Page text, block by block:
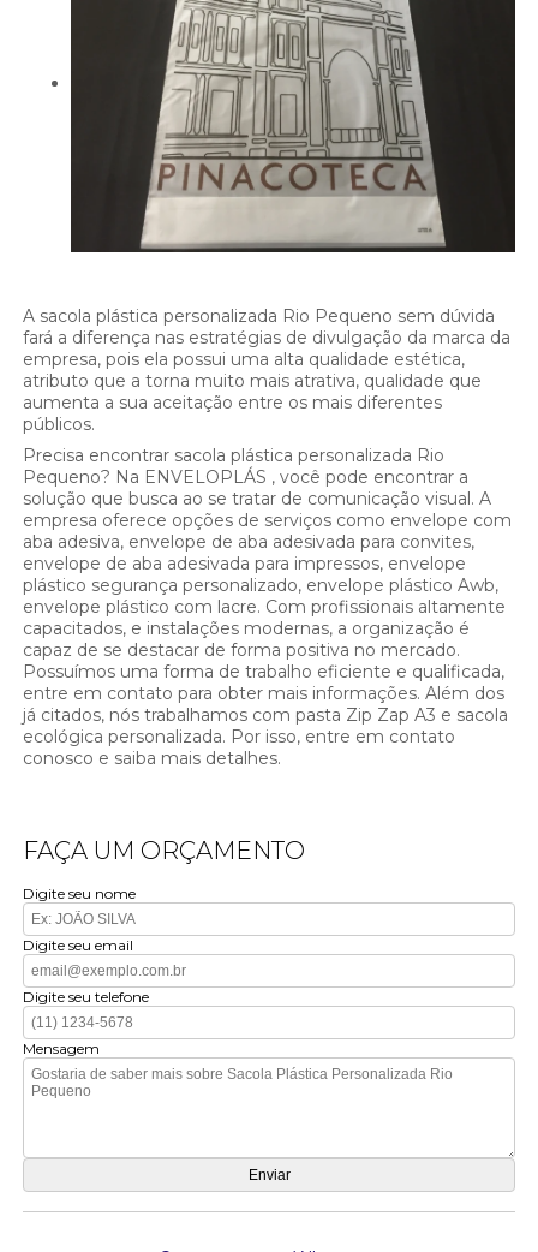
A sacola plástica personalizada Rio Pequeno sem dúvida
fará a diferença nas estratégias de divulgação da marca da
empresa, pois ela possui uma alta qualidade estética,
atributo que a torna muito mais atrativa, qualidade que
aumenta a sua aceitação entre os mais diferentes
públicos.
Precisa encontrar sacola plástica personalizada Rio
Pequeno? Na ENVELOPLÁS , você pode encontrar a
solução que busca ao se tratar de comunicação visual. A
empresa oferece opções de serviços como envelope com
aba adesiva, envelope de aba adesivada para convites,
envelope de aba adesivada para impressos, envelope
plástico segurança personalizado, envelope plástico Awb,
envelope plástico com lacre. Com profissionais altamente
capacitados, e instalações modernas, a organização é
capaz de se destacar de forma positiva no mercado.
Possuímos uma forma de trabalho eficiente e qualificada,
entre em contato para obter mais informações. Além dos
já citados, nós trabalhamos com pasta Zip Zap A3 e sacola
ecológica personalizada. Por isso, entre em contato
conosco e saiba mais detalhes.
FAÇA UM ORÇAMENTO
Digite seu nome
Digite seu email
Digite seu telefone
Mensagem